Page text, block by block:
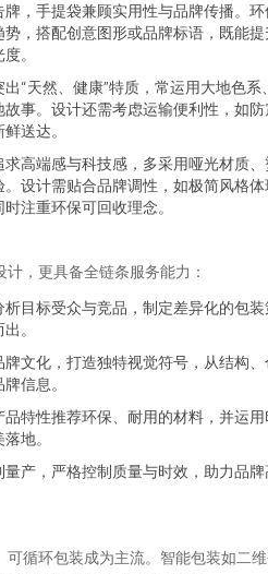
牌，手提袋兼顾实用性与品牌传播。环
，搭配创意图形或品牌标语，既能提
。
出“天然、健康”特质，常运用大地色系
事。设计还需考虑运输便利性，如防
送达。
求高端感与科技感，多采用哑光材质、
设计需贴合品牌调性，如极简风格体
注重环保可回收理念。
，更具备全链条服务能力：
析目标受众与竞品，制定差异化的包
。
牌文化，打造独特视觉符号，从结构、
信息。
品特性推荐环保、耐用的材料，并运用
地。
量产，严格控制质量与时效，助力品
循环包装成为主流。智能包装如二